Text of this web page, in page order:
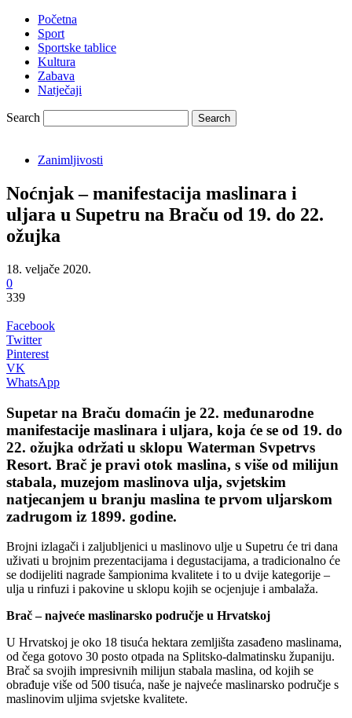
Početna
Sport
Sportske tablice
Kultura
Zabava
Natječaji
Search
Zanimljivosti
Noćnjak – manifestacija maslinara i
uljara u Supetru na Braču od 19. do 22.
ožujka
18. veljače 2020.
0
339
Facebook
Twitter
Pinterest
VK
WhatsApp
Supetar na Braču domaćin je 22. međunarodne
manifestacije maslinara i uljara, koja će se od 19. do
22. ožujka održati u sklopu Waterman Svpetrvs
Resort. Brač je pravi otok maslina, s više od milijun
stabala, muzejom maslinova ulja, svjetskim
natjecanjem u branju maslina te prvom uljarskom
zadrugom iz 1899. godine.
Brojni izlagači i zaljubljenici u maslinovo ulje u Supetru će tri dana
uživati u brojnim prezentacijama i degustacijama, a tradicionalno će
se dodijeliti nagrade šampionima kvalitete i to u dvije kategorije –
ulja u rinfuzi i pakovine u sklopu kojih se ocjenjuje i ambalaža.
Brač – najveće maslinarsko područje u Hrvatskoj
U Hrvatskoj je oko 18 tisuća hektara zemljišta zasađeno maslinama,
od čega gotovo 30 posto otpada na Splitsko-dalmatinsku županiju.
Brač sa svojih impresivnih milijun stabala maslina, od kojih se
obrađuje više od 500 tisuća, naše je najveće maslinarsko područje s
maslinovim uljima svjetske kvalitete.